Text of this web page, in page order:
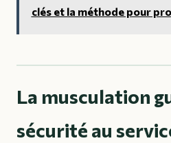
clés et la méthode pour
La musculation
sécurité au